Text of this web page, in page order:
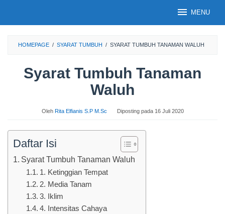
MENU
HOMEPAGE / SYARAT TUMBUH / SYARAT TUMBUH TANAMAN WALUH
Syarat Tumbuh Tanaman
Waluh
Oleh Rita Elfianis S.P M.Sc Diposting pada 16 Juli 2020
Daftar Isi
Syarat Tumbuh Tanaman Waluh
1. Ketinggian Tempat
2. Media Tanam
3. Iklim
4. Intensitas Cahaya